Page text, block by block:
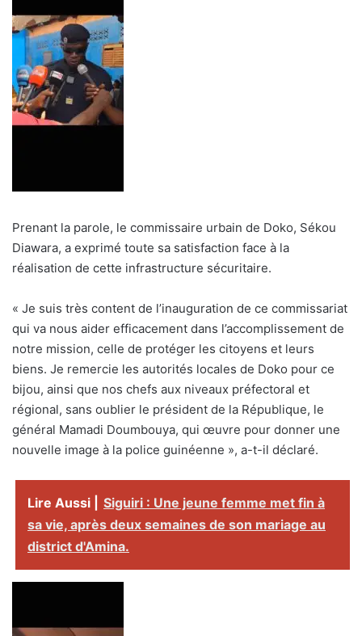
Prenant la parole, le commissaire urbain de Doko, Sékou
Diawara, a exprimé toute sa satisfaction face à la
réalisation de cette infrastructure sécuritaire.
« Je suis très content de l’inauguration de ce commissariat
qui va nous aider efficacement dans l’accomplissement de
notre mission, celle de protéger les citoyens et leurs
biens. Je remercie les autorités locales de Doko pour ce
bijou, ainsi que nos chefs aux niveaux préfectoral et
régional, sans oublier le président de la République, le
général Mamadi Doumbouya, qui œuvre pour donner une
nouvelle image à la police guinéenne », a-t-il déclaré.
Lire Aussi |
Siguiri : Une jeune femme met fin à
sa vie, après deux semaines de son mariage au
district d'Amina.